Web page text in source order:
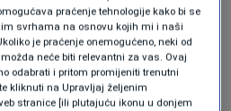
po tome što lako
jezik s drugima, ovoga
bez adekvatnog
praćenje tehnologije kako bi se
svrhama na osnovu kojih mi i naši
je praćenje onemogućeno, neki od
neće biti relevantni za vas. Ovaj
odabrati i pritom promijeniti trenutni
kliknuti na Upravljaj željenim
stranice [ili plutajuću ikonu u donjem